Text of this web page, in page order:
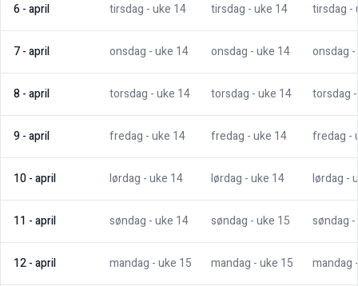
6-april tirsdag - uke 14 tirsdag - uke 14 tirsdag -
7-april onsdag - uke 14 onsdag - uke 14 onsdag
8-april torsdag - uke 14 torsdag - uke 14 torsdag
9-april fredag - uke 14 fredag - uke 14 fredag -
10-april lørdag - uke 14 lørdag - uke 14 lørdag -
11 -april søndag - uke 14 søndag - uke 15 søndag
12-april mandag - uke 15 mandag - uke 15 mandag